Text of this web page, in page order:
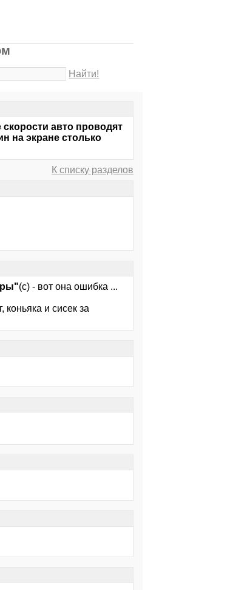
Найти!
авто проводят
на экране столько
К списку разделов
(с) - вот она ошибка ...
и сисек за